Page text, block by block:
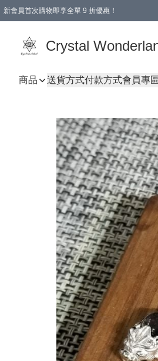
新會員首次購物即享全單 9 折優惠！
Crystal
商品 送貨方式付款方式會員專